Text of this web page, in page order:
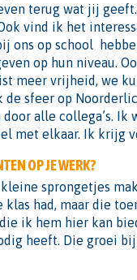
terug wat jij
vind ik het
ons op school
op hun niveau.
meer vrijheid, we
de sfeer op
alle collega’s. Ik
met elkaar. Ik krijg
OP JE WERK?
sprongetjes
had, maar die
ik hem hier kan
heeft. Die groei